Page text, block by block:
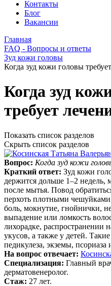
Контакты
Блог
Вакансии
Главная
FAQ - Вопросы и ответы
Зуд кожи головы
Когда зуд кожи головы
Когда зуд
требует
Показать список разделов
Скрыть список разделов
Вопрос: Когда зуд кожи
Краткий ответ: Зуд кожи
держится дольше 1–2 недель,
после мытья. Повод
перхоть плотными
боль, мокнутие, гнойнички,
выпадение или ломкость
лихорадке, распространении
укусов, а также у детей.
педикулеза, экземы, псориаза
На вопрос отвечает:
Специализация: Главный
дерматовенеролог.
Стаж: 27 лет.